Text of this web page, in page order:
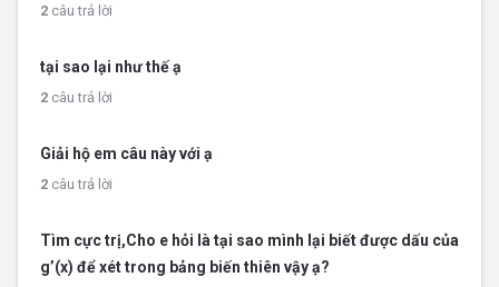
2 câu trả lời
tại sao lại như thế ạ
2 câu trả lời
Giải hộ em câu này với ạ
2 câu trả lời
Tìm cực trị,Cho e hỏi là tại sao mình lại biết được dấu của
g’(x) để xét trong bảng biến thiên vậy ạ?